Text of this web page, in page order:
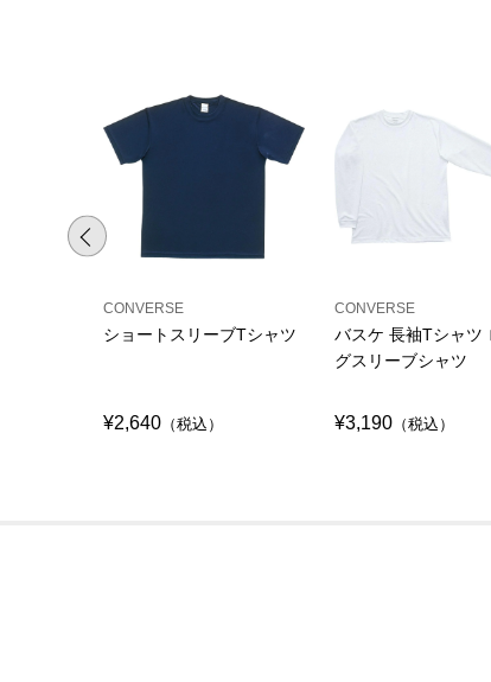
CONVERSE
ショートスリーブTシャツ
¥2,640 （税込）
CONVERSE
バスケ 長袖Tシャツ
グスリーブシャツ
¥3,190 （税込）